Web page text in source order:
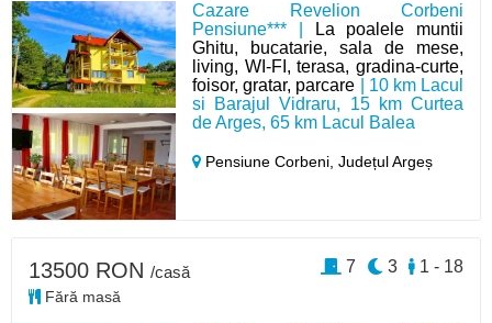
Cazare Revelion Corbeni
Pensiune*** |
La poalele muntii
Ghitu, bucatarie, sala de mese,
living, WI-FI, terasa, gradina-curte,
foisor, gratar, parcare | 10 km Lacul
si Barajul Vidraru, 15 km Curtea
de Arges, 65 km Lacul Balea
Pensiune Corbeni,Județul Argeș
13500 RON /casă
Fără masă
1 - 18
3
7